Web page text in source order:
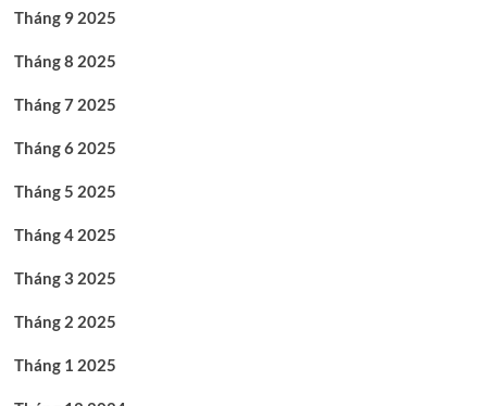
Tháng 9 2025
Tháng 8 2025
Tháng 7 2025
Tháng 6 2025
Tháng 5 2025
Tháng 4 2025
Tháng 3 2025
Tháng 2 2025
Tháng 1 2025